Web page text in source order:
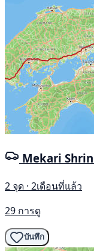
Mekari
2 จุด · 2เดือนที่แล้ว
29 การดู
บันทึก